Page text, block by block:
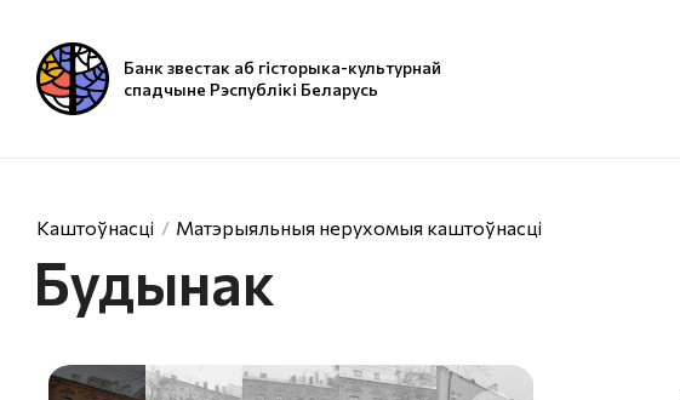
Банк звестак аб гісторыка-культурнай
спадчыне Рэспублікі Беларусь
Каштоўнасці Матэрыяльныя нерухомыя каштоўнасці
Будынак